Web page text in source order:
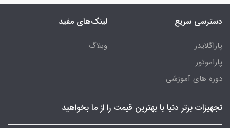
دسترسی سریع
پاراگلایدر
پاراموتور
دوره های آموزشی
لینک‌های مفید
وبلاگ
تجهیزات برتر دنیا با بهترین قیمت را از ما بخواهید